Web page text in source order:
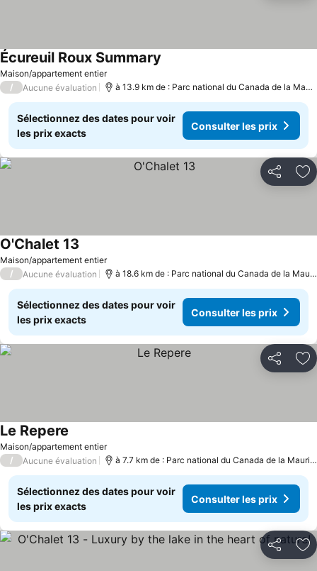
Maison/appartement entier
Écureuil Roux Summary
/ Aucune évaluation à 13.9 km de : Parc national du Canada de la Mauricie
Sélectionnez des dates pour voir
les prix exacts
Consulter les prix
Partager
Maison/appartement entier
O'Chalet 13
/ Aucune évaluation à 18.6 km de : Parc national du Canada de la Mauricie
Sélectionnez des dates pour voir
les prix exacts
Consulter les prix
Partager
Maison/appartement entier
Le Repere
/ Aucune évaluation à 7.7 km de : Parc national du Canada de la Mauricie
Sélectionnez des dates pour voir
les prix exacts
Consulter les prix
Partager